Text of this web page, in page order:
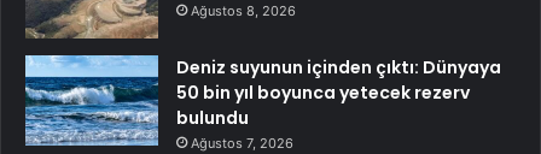
Ağustos 8, 2026
Deniz suyunun içinden çıktı: Dünyaya
50 bin yıl boyunca yetecek rezerv
bulundu
Ağustos 7, 2026